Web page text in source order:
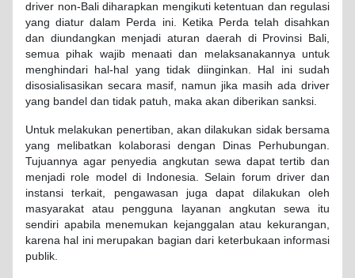
driver non-Bali diharapkan mengikuti ketentuan dan regulasi
yang diatur dalam Perda ini. Ketika Perda telah disahkan
dan diundangkan menjadi aturan daerah di Provinsi Bali,
semua pihak wajib menaati dan melaksanakannya untuk
menghindari hal-hal yang tidak diinginkan. Hal ini sudah
disosialisasikan secara masif, namun jika masih ada driver
yang bandel dan tidak patuh, maka akan diberikan sanksi.
Untuk melakukan penertiban, akan dilakukan sidak bersama
yang melibatkan kolaborasi dengan Dinas Perhubungan.
Tujuannya agar penyedia angkutan sewa dapat tertib dan
menjadi role model di Indonesia. Selain forum driver dan
instansi terkait, pengawasan juga dapat dilakukan oleh
masyarakat atau pengguna layanan angkutan sewa itu
sendiri apabila menemukan kejanggalan atau kekurangan,
karena hal ini merupakan bagian dari keterbukaan informasi
publik.